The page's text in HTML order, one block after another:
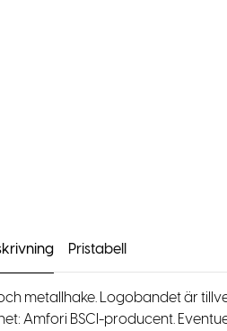
Pristabell
metallhake. Logobandet är
Amfori BSCI-producent.